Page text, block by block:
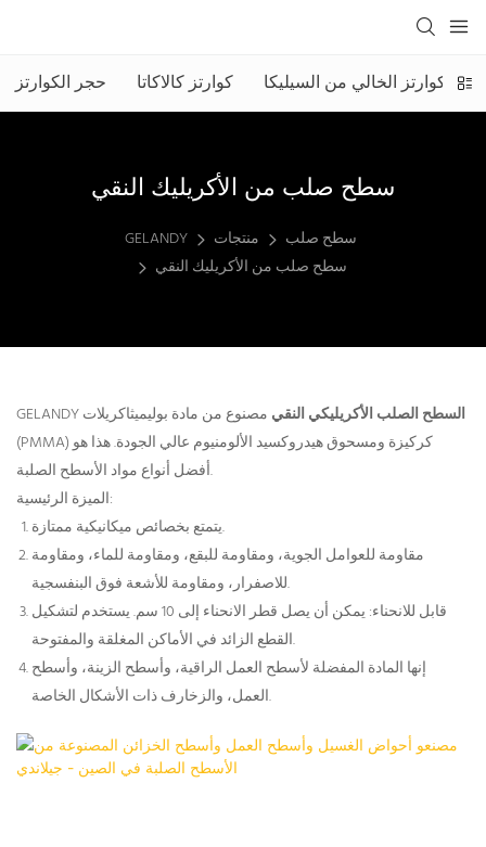
حجر الكوارتز كوارتز كالاكاتا الكوارتز الخالي من السيليكا
سطح صلب من الأكريليك النقي
GELANDY منتجات
سطح صلب
سطح صلب من الأكريليك النقي
GELANDY السطح الصلب الأكريليكي النقي مصنوع من مادة بوليميثاكريلات
(PMMA) كركيزة ومسحوق هيدروكسيد الألومنيوم عالي الجودة. هذا هو
أفضل أنواع مواد الأسطح الصلبة.
الميزة الرئيسية:
يتمتع بخصائص ميكانيكية ممتازة.
مقاومة للعوامل الجوية، ومقاومة للبقع، ومقاومة للماء، ومقاومة
للاصفرار، ومقاومة للأشعة فوق البنفسجية.
قابل للانحناء: يمكن أن يصل قطر الانحناء إلى 10 سم. يستخدم لتشكيل
القطع الزائد في الأماكن المغلقة والمفتوحة.
إنها المادة المفضلة لأسطح العمل الراقية، وأسطح الزينة، وأسطح
العمل، والزخارف ذات الأشكال الخاصة.